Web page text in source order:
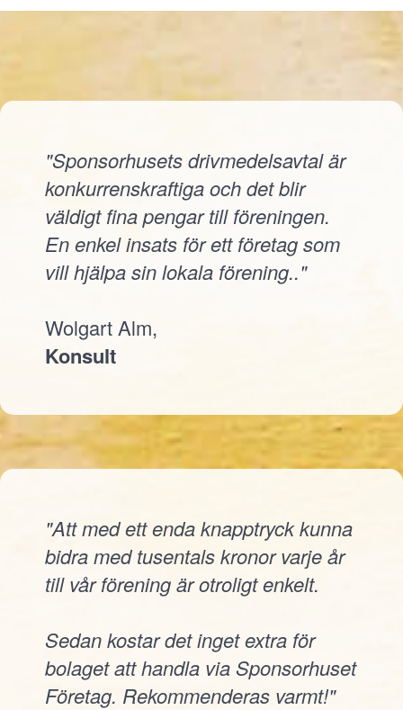
"Sponsorhusets drivmedelsavtal är
konkurrenskraftiga och det blir
väldigt fina pengar till föreningen.
En enkel insats för ett företag som
vill hjälpa sin lokala förening.."
Wolgart Alm,
Konsult
"Att med ett enda knapptryck kunna
bidra med tusentals kronor varje år
till vår förening är otroligt enkelt.
Sedan kostar det inget extra för
bolaget att handla via Sponsorhuset
Företag. Rekommenderas varmt!"